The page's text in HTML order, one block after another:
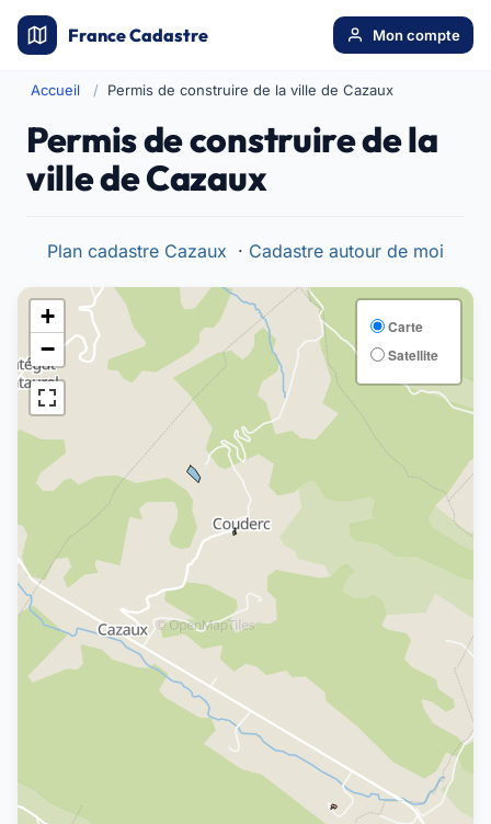
France Cadastre Mon compte
Accueil Permis de construire de la ville de Cazaux
Permis de construire de la
ville de Cazaux
Plan cadastre Cazaux · Cadastre autour de moi
+
−
Carte
Satellite